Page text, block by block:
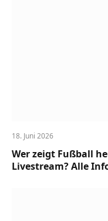
18. Juni 2026
Wer zeigt Fußball
Livestream? Alle